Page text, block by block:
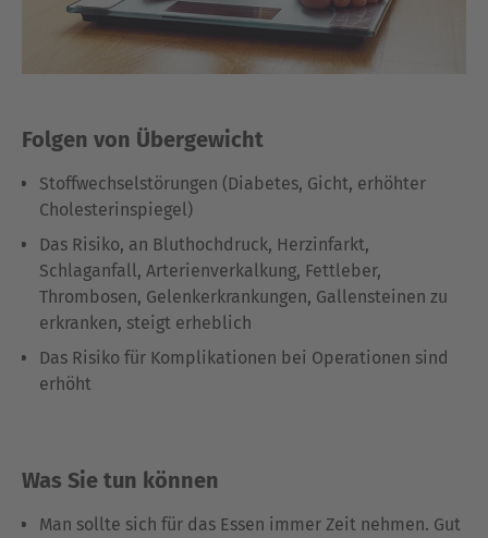
Folgen von Übergewicht
Stoffwechselstörungen (Diabetes, Gicht, erhöhter
Cholesterinspiegel)
Das Risiko, an Bluthochdruck, Herzinfarkt,
Schlaganfall, Arterienverkalkung, Fettleber,
Thrombosen, Gelenkerkrankungen, Gallensteinen zu
erkranken, steigt erheblich
Das Risiko für Komplikationen bei Operationen sind
erhöht
Was Sie tun können
Man sollte sich für das Essen immer Zeit nehmen. Gut